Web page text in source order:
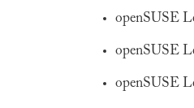
openSUSE
openSUSE
openSUSE